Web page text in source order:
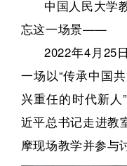
中国人民大学
忘这一场景——
2022年4月25
一场以“传承中国
兴重任的时代新
近平总书记走进教
摩现场教学并参与